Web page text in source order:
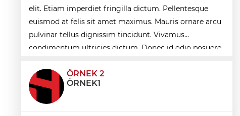
Türkiye ile Vietnam arasında 'hava'da
yeni dönem... Sefer kapasitesi artırıldı
elit. Etiam imperdiet fringilla dictum. Pellentesque
euismod at felis sit amet maximus. Mauris ornare arcu
pulvinar tellus dignissim tincidunt. Vivamus
condimentum ultricies dictum. Donec id odio posuere,
ÖRNEK 2
ÖRNEK1